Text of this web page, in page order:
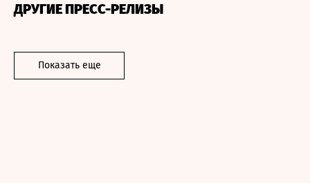
ДРУГИЕ ПРЕСС-РЕЛИЗЫ
Показать еще